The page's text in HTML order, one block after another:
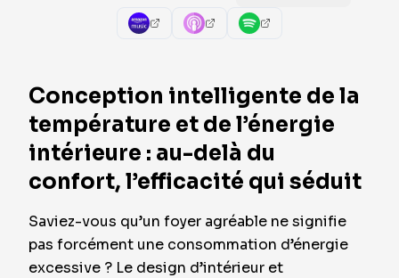
Conception intelligente de la
température et de l’énergie
intérieure : au-delà du
confort, l’efficacité qui séduit
Saviez-vous qu’un foyer agréable ne signifie
pas forcément une consommation d’énergie
excessive ? Le design d’intérieur et